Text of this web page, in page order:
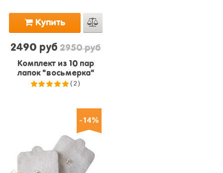
Купить
2490 руб 2950 руб
Комплект из 10 пар
лапок "восьмерка"
(2)
-14%